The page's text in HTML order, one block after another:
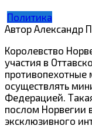
Политика
Автор Александр
Королевство
участия в
противопехотные
осуществлять
Федерацией.
послом Норвегии
эксклюзивного